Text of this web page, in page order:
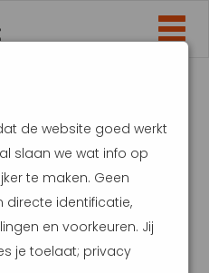
EN
de website goed werkt
slaan we wat info op
te maken. Geen
directe identificatie,
en voorkeuren. Jij
je toelaat; privacy